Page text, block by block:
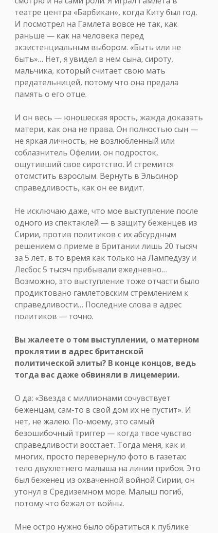
театре центра «Барбикан», когда Киту был год.
И посмотрел на Гамлета вовсе не так, как
раньше — как на человека перед
экзистенциальным выбором. «Быть или не
быть»… Нет, я увидел в нем сына, сироту,
мальчика, который считает свою мать
предательницей, потому что она предала
память о его отце.
И он весь — юношеская ярость, жажда доказать
матери, как она не права. Он полностью сын —
не яркая личность, не возлюбленный или
соблазнитель Офелии, он подросток,
ощутивший свое сиротство. И стремится
отомстить взрослым. Вернуть в Эльсинор
справедливость, как он ее видит.
Не исключаю даже, что мое выступление после
одного из спектаклей — в защиту беженцев из
Сирии, против политиков с их абсурдным
решением о приеме в Британии лишь 20 тысяч
за 5 лет, в то время как только на Лампедузу и
Лесбос 5 тысяч прибывали ежедневно…
Возможно, это выступление тоже отчасти было
продиктовано гамлетовским стремлением к
справедливости… Последние слова в адрес
политиков — точно.
Вы жалеете о том выступлении, о матерном
проклятии в адрес британской
политической элиты? В конце концов, ведь
тогда вас даже обвиняли в лицемерии.
О да: «Звезда с миллионами сочувствует
беженцам, сам-то в свой дом их не пустит». И
нет, не жалею. По-моему, это самый
безошибочный триггер — когда твое чувство
справедливости восстает. Тогда меня, как и
многих, просто перевернуло фото в газетах:
тело двухлетнего малыша на линии прибоя. Это
был беженец из охваченной войной Сирии, он
утонул в Средиземном море. Малыш погиб,
потому что бежал от войны.
Мне остро нужно было обратиться к публике